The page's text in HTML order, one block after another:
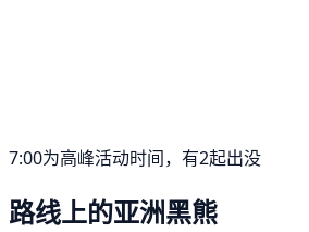
7:00为高峰活动时间，有2起出没
路线上的亚洲黑熊